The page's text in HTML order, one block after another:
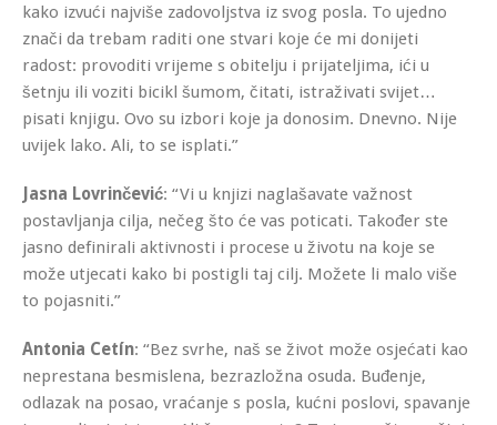
kako izvući najviše zadovoljstva iz svog posla. To ujedno
znači da trebam raditi one stvari koje će mi donijeti
radost: provoditi vrijeme s obitelju i prijateljima, ići u
šetnju ili voziti bicikl šumom, čitati, istraživati svijet…
pisati knjigu. Ovo su izbori koje ja donosim. Dnevno. Nije
uvijek lako. Ali, to se isplati.”
Jasna Lovrinčević: “Vi u knjizi naglašavate važnost
postavljanja cilja, nečeg što će vas poticati. Također ste
jasno definirali aktivnosti i procese u životu na koje se
može utjecati kako bi postigli taj cilj. Možete li malo više
to pojasniti.”
Antonia Cetín: “Bez svrhe, naš se život može osjećati kao
neprestana besmislena, bezrazložna osuda. Buđenje,
odlazak na posao, vraćanje s posla, kućni poslovi, spavanje